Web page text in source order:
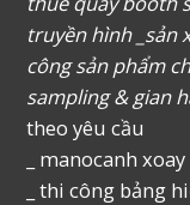
truyền hình _sản
công sản phẩm
sampling & gian
theo yêu cầu
_ manocanh
_ thi công bảng